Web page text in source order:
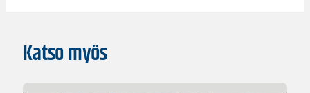
Katso myös